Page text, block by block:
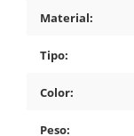
Material:
Tipo:
Color:
Peso: